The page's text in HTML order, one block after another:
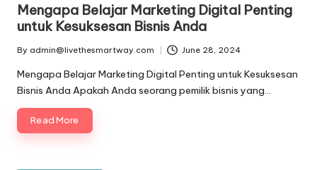
Mengapa Belajar Marketing Digital Penting
untuk Kesuksesan Bisnis Anda
Posted
by
By admin@livethesmartway.com June 28, 2024
Mengapa Belajar Marketing Digital Penting untuk Kesuksesan
Bisnis Anda Apakah Anda seorang pemilik bisnis yang…
Read More